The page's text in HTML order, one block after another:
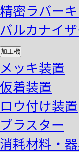
精密ラバー
バルカナイ
加工機
メッキ装置
仮着装置
ロウ付け装置
ブラスター
消耗材料・
材料の
す。
step
3 お見
1・2
え付
間サ